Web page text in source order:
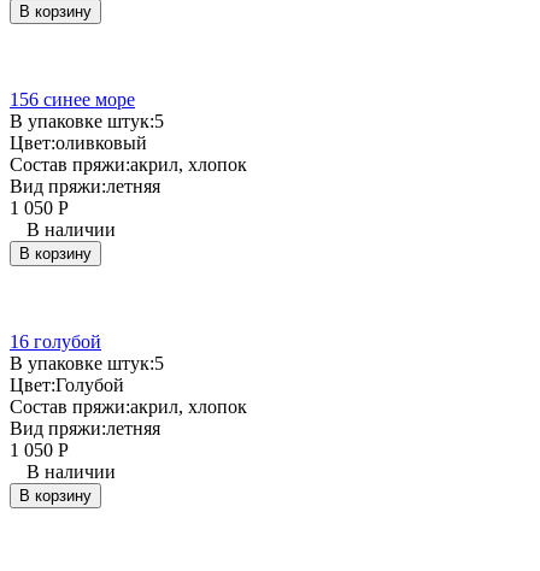
В корзину
156 синее море
В упаковке штук:5
Цвет:оливковый
Состав пряжи:акрил, хлопок
Вид пряжи:летняя
1 050 Р
В наличии
В корзину
16 голубой
В упаковке штук:5
Цвет:Голубой
Состав пряжи:акрил, хлопок
Вид пряжи:летняя
1 050 Р
В наличии
В корзину